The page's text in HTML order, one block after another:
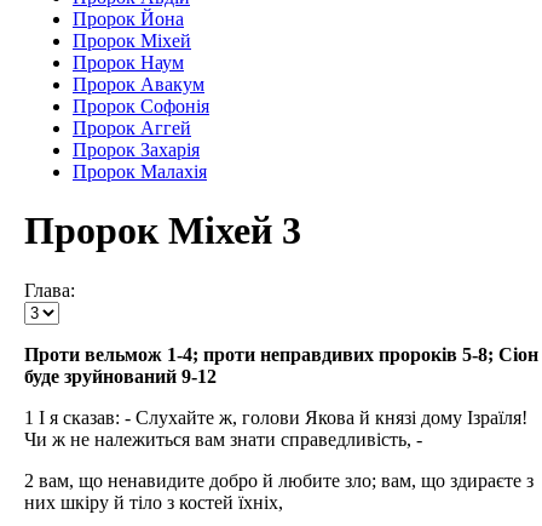
Пророк Йона
Пророк Міхей
Пророк Наум
Пророк Авакум
Пророк Софонія
Пророк Аггей
Пророк Захарія
Пророк Малахія
Пророк Міхей 3
Глава:
Проти вельмож 1-4; проти неправдивих пророків 5-8; Сіон
буде зруйнований 9-12
1 І я сказав: - Слухайте ж, голови Якова й князі дому Ізраїля!
Чи ж не належиться вам знати справедливість, -
2 вам, що ненавидите добро й любите зло; вам, що здираєте з
них шкіру й тіло з костей їхніх,